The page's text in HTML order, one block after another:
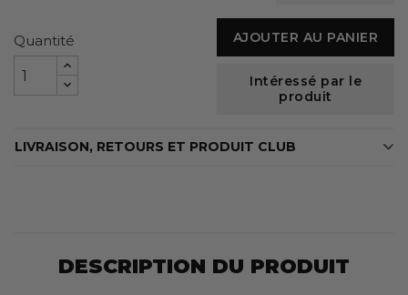
Quantité AJOUTER AU PANIER
Intéressé par le
produit
LIVRAISON, RETOURS ET PRODUIT CLUB
DESCRIPTION DU PRODUIT